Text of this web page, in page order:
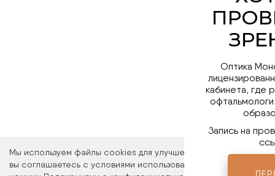
Мы используем файлы cookies для улучшения работы сайта.
вы соглашаетесь с условиями использования файлов cookies.
Оптика
кабинета, где
Запись на